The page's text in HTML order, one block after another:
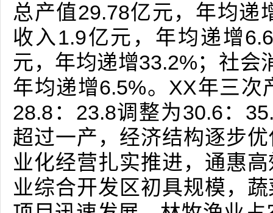
总产值29.78亿元，年均递
收入1.9亿元，年均递增
元，年均递增33.2%；社会
年均递增6.5%。XX年三次
28.8：23.8调整为30.6：
超过一产，经济结构逐步
业化经营扎实推进，通惠
业综合开发区初具规模，